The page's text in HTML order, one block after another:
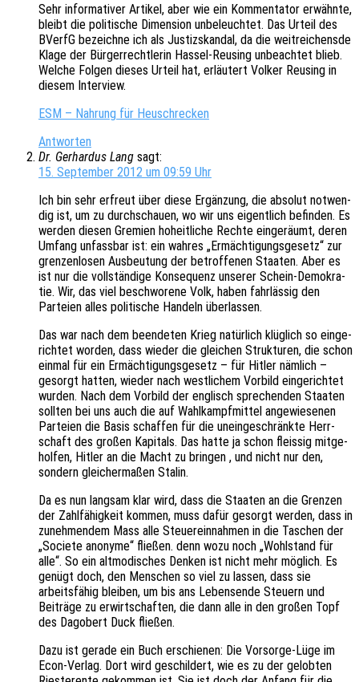
Sehr infor­ma­ti­ver Arti­kel, aber wie ein Kommen­ta­tor erwähn­te,
bleibt die poli­ti­sche Dimen­si­on unbe­leuch­tet. Das Urteil des
BVerfG bezeich­ne ich als Justiz­skan­dal, da die weit­rei­chens­de
Klage der Bürger­recht­le­rin Hassel-Reusing unbe­ach­tet blieb.
Welche Folgen dieses Urteil hat, erläu­tert Volker Reusing in
diesem Interview.
ESM – Nahrung für Heuschrecken
Antworten
Dr. Gerhardus Lang sagt:
15. September 2012 um 09:59 Uhr
Ich bin sehr erfreut über diese Ergän­zung, die abso­lut notwen­
dig ist, um zu durch­schau­en, wo wir uns eigent­lich befin­den. Es
werden diesen Gremi­en hoheit­li­che Rechte einge­räumt, deren
Umfang unfass­bar ist: ein wahres „Ermäch­ti­gungs­ge­setz“ zur
gren­zen­lo­sen Ausbeu­tung der betrof­fe­nen Staa­ten. Aber es
ist nur die voll­stän­di­ge Konse­quenz unse­rer Schein-Demo­kra­
tie. Wir, das viel beschwo­re­ne Volk, haben fahr­läs­sig den
Partei­en alles poli­ti­sche Handeln überlassen.
Das war nach dem been­de­ten Krieg natür­lich klüg­lich so einge­
rich­tet worden, dass wieder die glei­chen Struk­tu­ren, die schon
einmal für ein Ermäch­ti­gungs­ge­setz – für Hitler nämlich –
gesorgt hatten, wieder nach west­li­chem Vorbild einge­rich­tet
wurden. Nach dem Vorbild der englisch spre­chen­den Staa­ten
soll­ten bei uns auch die auf Wahl­kampf­mit­tel ange­wie­se­nen
Partei­en die Basis schaf­fen für die unein­ge­schränk­te Herr­
schaft des großen Kapi­tals. Das hatte ja schon fleis­sig mitge­
hol­fen, Hitler an die Macht zu brin­gen , und nicht nur den,
sondern glei­cher­ma­ßen Stalin.
Da es nun lang­sam klar wird, dass die Staa­ten an die Gren­zen
der Zahl­fä­hig­keit kommen, muss dafür gesorgt werden, dass in
zuneh­men­dem Mass alle Steu­er­ein­nah­men in die Taschen der
„Socie­te anony­me“ flie­ßen. denn wozu noch „Wohl­stand für
alle“. So ein altmo­di­sches Denken ist nicht mehr möglich. Es
genügt doch, den Menschen so viel zu lassen, dass sie
arbeits­fä­hig blei­ben, um bis ans Lebens­en­de Steu­ern und
Beiträ­ge zu erwirt­schaf­ten, die dann alle in den großen Topf
des Dago­bert Duck fließen.
Dazu ist gerade ein Buch erschie­nen: Die Vorsor­ge-Lüge im
Econ-Verlag. Dort wird geschil­dert, wie es zu der gelob­ten